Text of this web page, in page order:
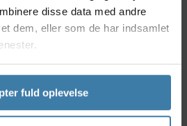
disse data med andre
dem, eller som de har indsamlet
fuld oplevelse
Køb nu